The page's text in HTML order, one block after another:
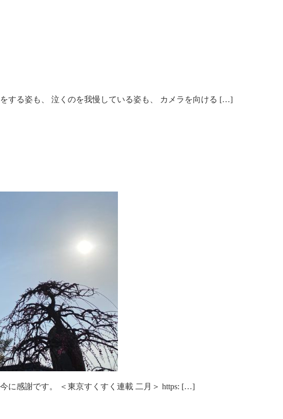
する姿も、 泣くのを我慢している姿も、 カメラを向ける […]
に感謝です。 ＜東京すくすく連載 二月＞ https: […]